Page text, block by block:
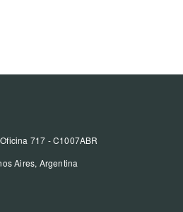
717 - C1007ABR
Aires, Argentina